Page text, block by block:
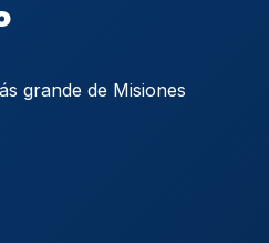
grande de Misiones